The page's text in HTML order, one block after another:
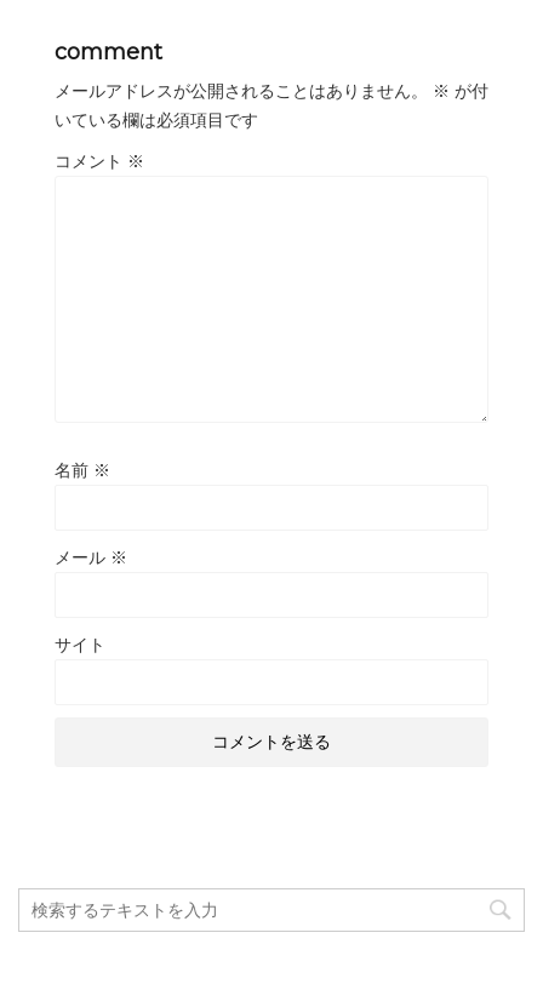
comment
メールアドレスが公開されることはありません。 ※ が付
いている欄は必須項目です
コメント ※
名前 ※
メール ※
サイト